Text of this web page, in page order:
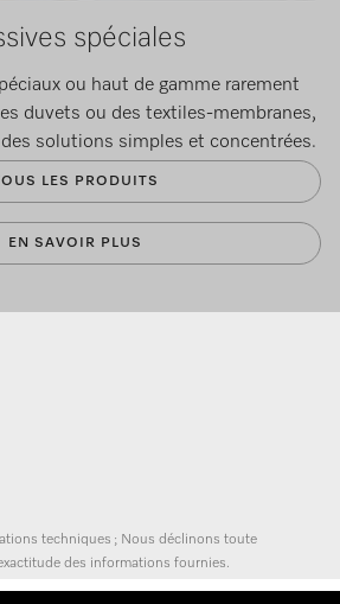
spéciales
ou haut de gamme rarement
duvets ou des textiles-membranes,
solutions simples et concentrées.
LES PRODUITS
EN SAVOIR PLUS
techniques ; Nous déclinons toute
des informations fournies.